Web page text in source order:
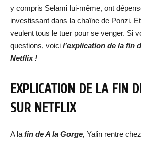
y compris Selami lui-même, ont
investissant dans la chaîne de Ponzi.
veulent tous le tuer pour se venger. Si
questions, voici l’explication de la fin
Netflix !
EXPLICATION DE LA FIN
SUR NETFLIX
A la fin de A la Gorge, Yalin rentre